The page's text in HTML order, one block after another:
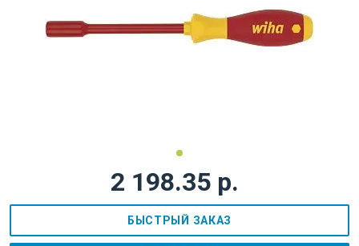
2 198.35 р.
БЫСТРЫЙ ЗАКАЗ